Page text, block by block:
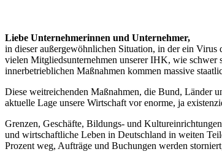
Liebe Unternehmerinnen und Unternehmer,
in dieser außergewöhnlichen Situation, in der ein
vielen Mitgliedsunternehmen unserer IHK, wie schwer
innerbetrieblichen Maßnahmen kommen massive
Diese weitreichenden Maßnahmen, die Bund, Länder
aktuelle Lage unsere Wirtschaft vor enorme, ja
Grenzen, Geschäfte, Bildungs- und
und wirtschaftliche Leben in Deutschland in weiten
Prozent weg, Aufträge und Buchungen werden